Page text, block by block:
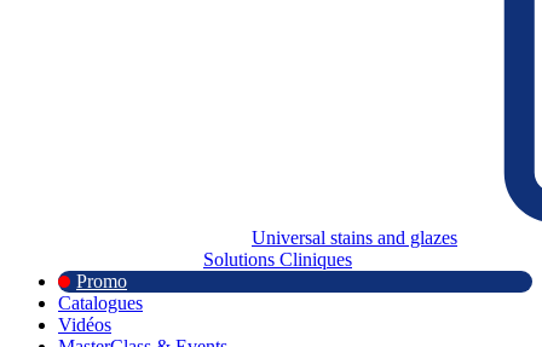
Universal stains and glazes
Solutions Cliniques
Promo
Catalogues
Vidéos